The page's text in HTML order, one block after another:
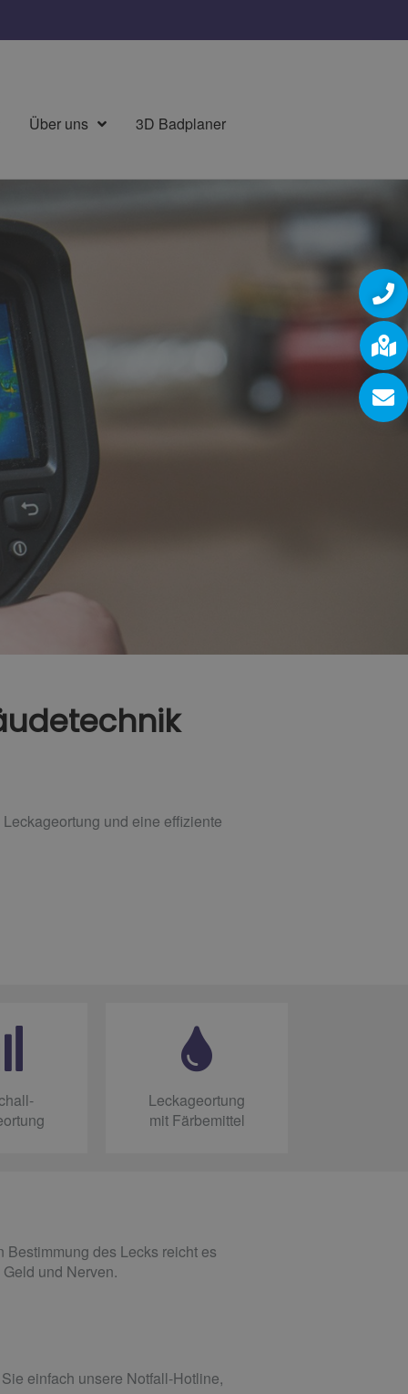
Über uns 3D Badplaner
und eine effiziente
Leckageortung
mit Färbemittel
des Lecks reicht es
und Nerven.
einfach unsere Notfall-Hotline,